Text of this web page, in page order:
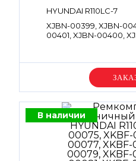
HYUNDAI R110LC-7
XJBN-00399, XJBN-
00401, XJBN-00400,
OORBP16, OORBP18,
OORBG115,
В наличии